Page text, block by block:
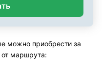
можно приобрести за
от маршрута: